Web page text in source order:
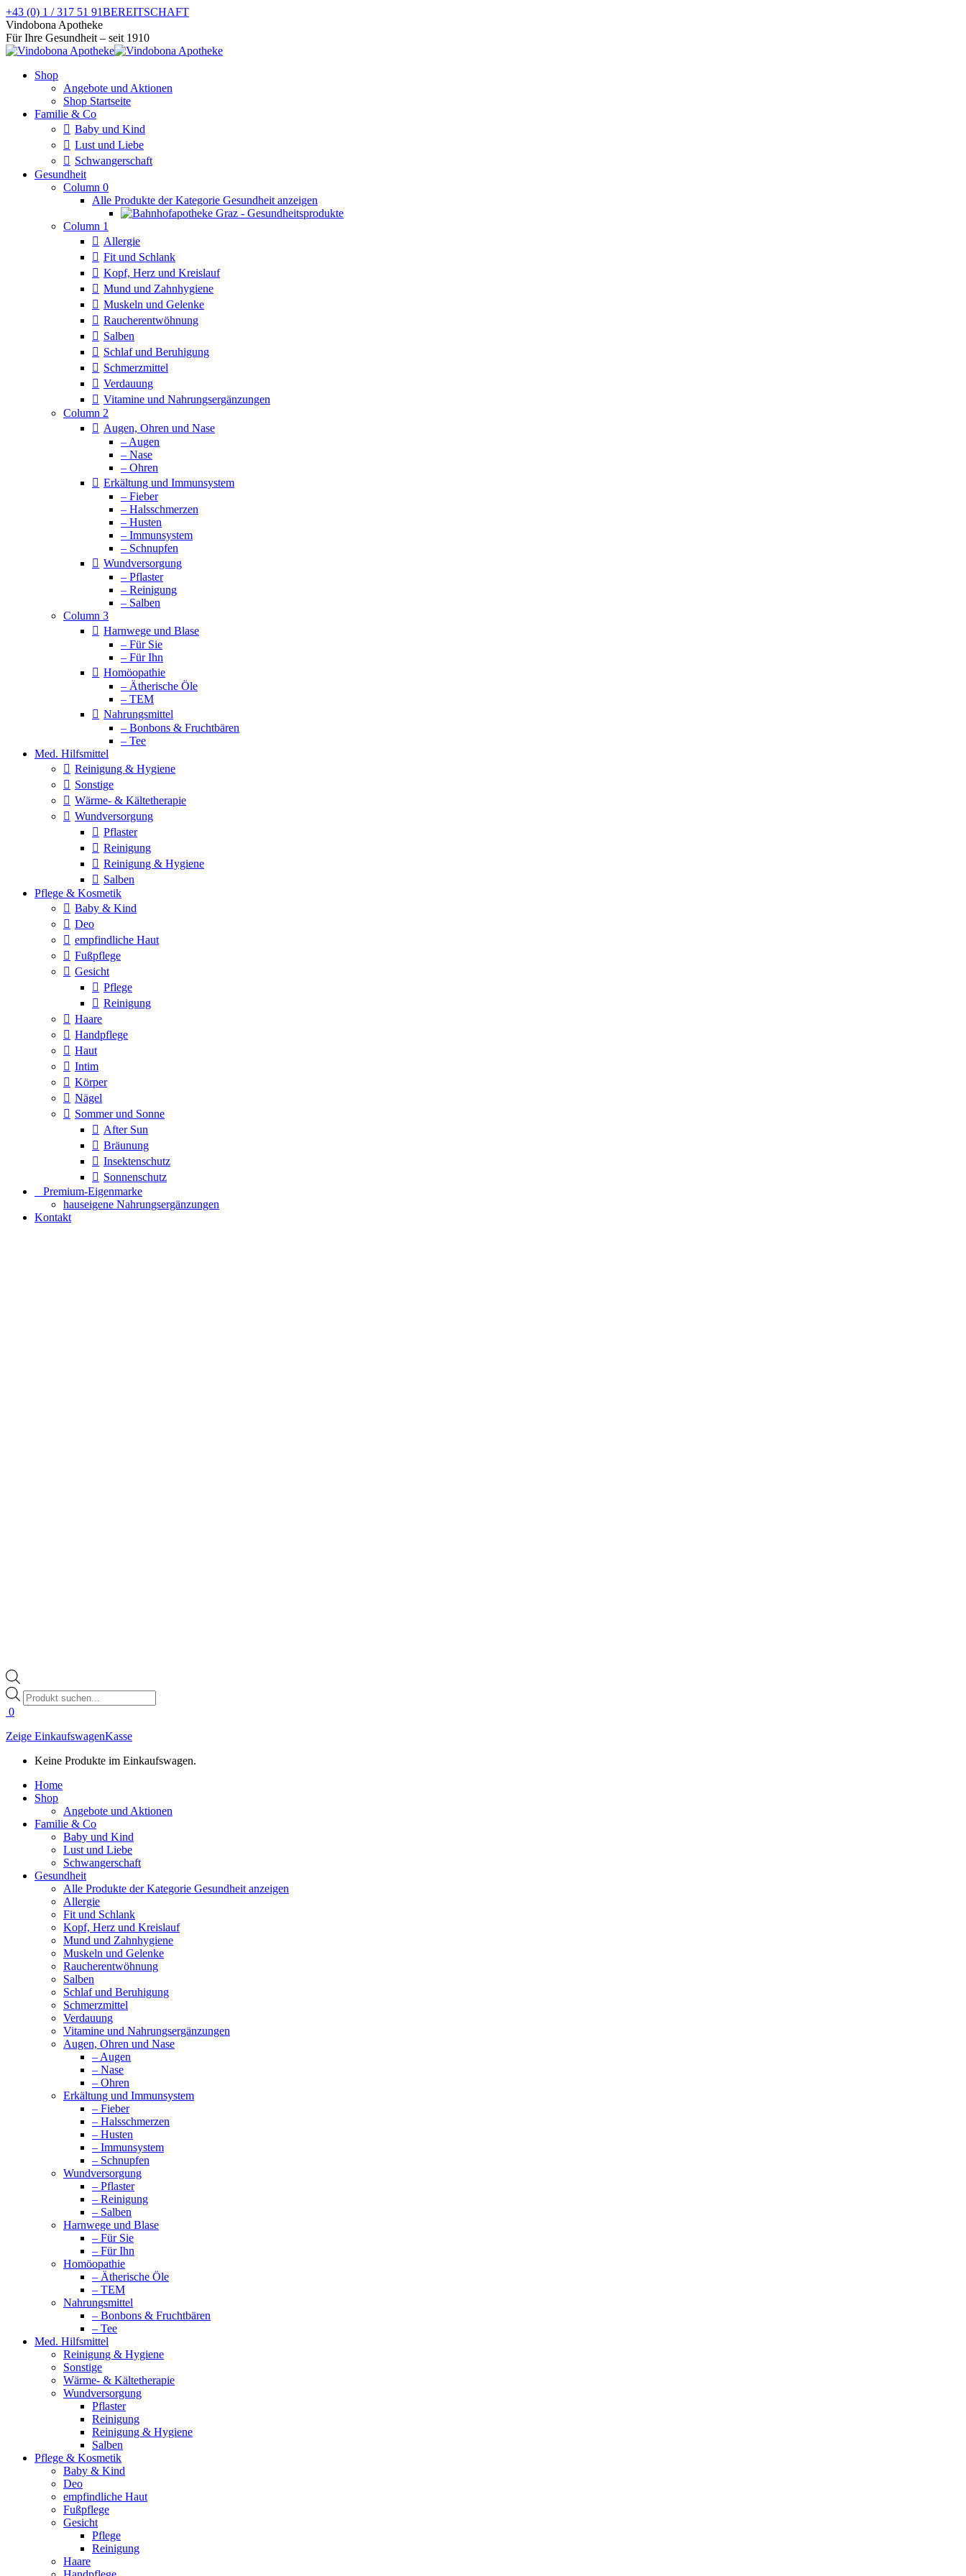
Zum
Inhalt
springen
+43 (0) 1 / 317 51 91BEREITSCHAFT
Facebook
page
opens
new
Instagram
page
opens
new
Vindobona Apotheke
Für Ihre Gesundheit – seit 1910
Shop
Angebote und Aktionen
Shop Startseite
Familie & Co
Baby und Kind
Lust und Liebe
Schwangerschaft
Gesundheit
Column 0
Alle Produkte der Kategorie Gesundheit anzeigen
Column 1
Allergie
Fit und Schlank
Kopf, Herz und Kreislauf
Mund und Zahnhygiene
Muskeln und Gelenke
Raucherentwöhnung
Salben
Schlaf und Beruhigung
Schmerzmittel
Verdauung
Vitamine und Nahrungsergänzungen
Column 2
Augen, Ohren und Nase
– Augen
– Nase
– Ohren
Erkältung und Immunsystem
– Fieber
– Halsschmerzen
– Husten
– Immunsystem
– Schnupfen
Wundversorgung
– Pflaster
– Reinigung
– Salben
Column 3
Harnwege und Blase
– Für Sie
– Für Ihn
Homöopathie
– Ätherische Öle
– TEM
Nahrungsmittel
– Bonbons & Fruchtbären
– Tee
Med. Hilfsmittel
Reinigung & Hygiene
Sonstige
Wärme- & Kältetherapie
Wundversorgung
Pflaster
Reinigung
Reinigung & Hygiene
Salben
Pflege & Kosmetik
Baby & Kind
Deo
empfindliche Haut
Fußpflege
Gesicht
Pflege
Reinigung
Haare
Handpflege
Haut
Intim
Körper
Nägel
Sommer und Sonne
After Sun
Bräunung
Insektenschutz
Sonnenschutz
⠀​Premium-Eigenmarke
hauseigene Nahrungsergänzungen
Kontakt
Products
search
0
Zeige EinkaufswagenKasse
Keine Produkte im Einkaufswagen.
Home
Shop
Angebote und Aktionen
Familie & Co
Baby und Kind
Lust und Liebe
Schwangerschaft
Gesundheit
Alle Produkte der Kategorie Gesundheit anzeigen
Allergie
Fit und Schlank
Kopf, Herz und Kreislauf
Mund und Zahnhygiene
Muskeln und Gelenke
Raucherentwöhnung
Salben
Schlaf und Beruhigung
Schmerzmittel
Verdauung
Vitamine und Nahrungsergänzungen
Augen, Ohren und Nase
– Augen
– Nase
– Ohren
Erkältung und Immunsystem
– Fieber
– Halsschmerzen
– Husten
– Immunsystem
– Schnupfen
Wundversorgung
– Pflaster
– Reinigung
– Salben
Harnwege und Blase
– Für Sie
– Für Ihn
Homöopathie
– Ätherische Öle
– TEM
Nahrungsmittel
– Bonbons & Fruchtbären
– Tee
Med. Hilfsmittel
Reinigung & Hygiene
Sonstige
Wärme- & Kältetherapie
Wundversorgung
Pflaster
Reinigung
Reinigung & Hygiene
Salben
Pflege & Kosmetik
Baby & Kind
Deo
empfindliche Haut
Fußpflege
Gesicht
Pflege
Reinigung
Haare